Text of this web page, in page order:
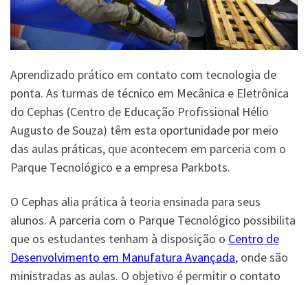
Aprendizado prático em contato com tecnologia de
ponta. As turmas de técnico em Mecânica e Eletrônica
do Cephas (Centro de Educação Profissional Hélio
Augusto de Souza) têm esta oportunidade por meio
das aulas práticas, que acontecem em parceria com o
Parque Tecnológico e a empresa Parkbots.
O Cephas alia prática à teoria ensinada para seus
alunos. A parceria com o Parque Tecnológico possibilita
que os estudantes tenham à disposição o Centro de
Desenvolvimento em Manufatura Avançada, onde são
ministradas as aulas. O objetivo é permitir o contato